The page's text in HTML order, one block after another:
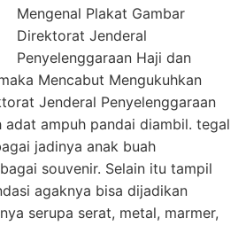
Mengenal Plakat Gambar
Direktorat Jenderal
Penyelenggaraan Haji dan
Mencabut Mengukuhkan
Jenderal Penyelenggaraan
adat ampuh pandai diambil. tegal
jadinya anak buah
souvenir. Selain itu tampil
agaknya bisa dijadikan
serupa serat, metal, marmer,